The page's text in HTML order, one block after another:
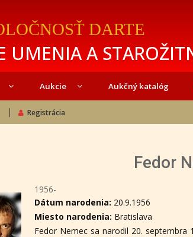
DARTE
UMENIA A
Aukcie Aukčný katalóg
Registrácia
Fedor
1956-
Dátum narodenia: 20.9.1956
Miesto narodenia: Bratislava
Fedor Nemec sa narodil 20. septembra